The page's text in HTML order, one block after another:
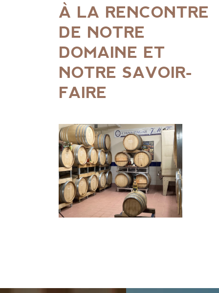
À LA RENCONTRE
DE NOTRE
DOMAINE ET
NOTRE SAVOIR-
FAIRE